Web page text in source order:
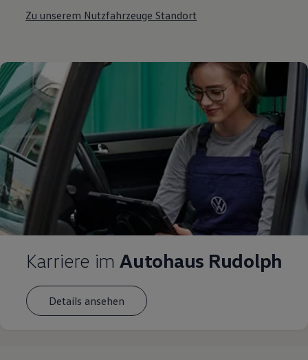
Zu unserem Nutzfahrzeuge Standort
Karriere im Autohaus Rudolph
Details ansehen